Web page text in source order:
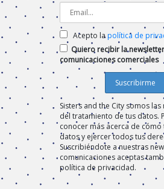
Acepto lapolítica de
Quiero recibir la
comunicaciones comerciales
Sisters and the City somos
del tratamiento de tus datos.
conocer más acerca de
datos y ejercer todos tus
Suscribiéndote a nuestras
comunicaciones aceptas
política de privacidad.